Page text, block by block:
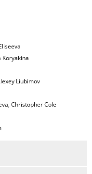
Koryakina
Liubimov
Christopher Cole